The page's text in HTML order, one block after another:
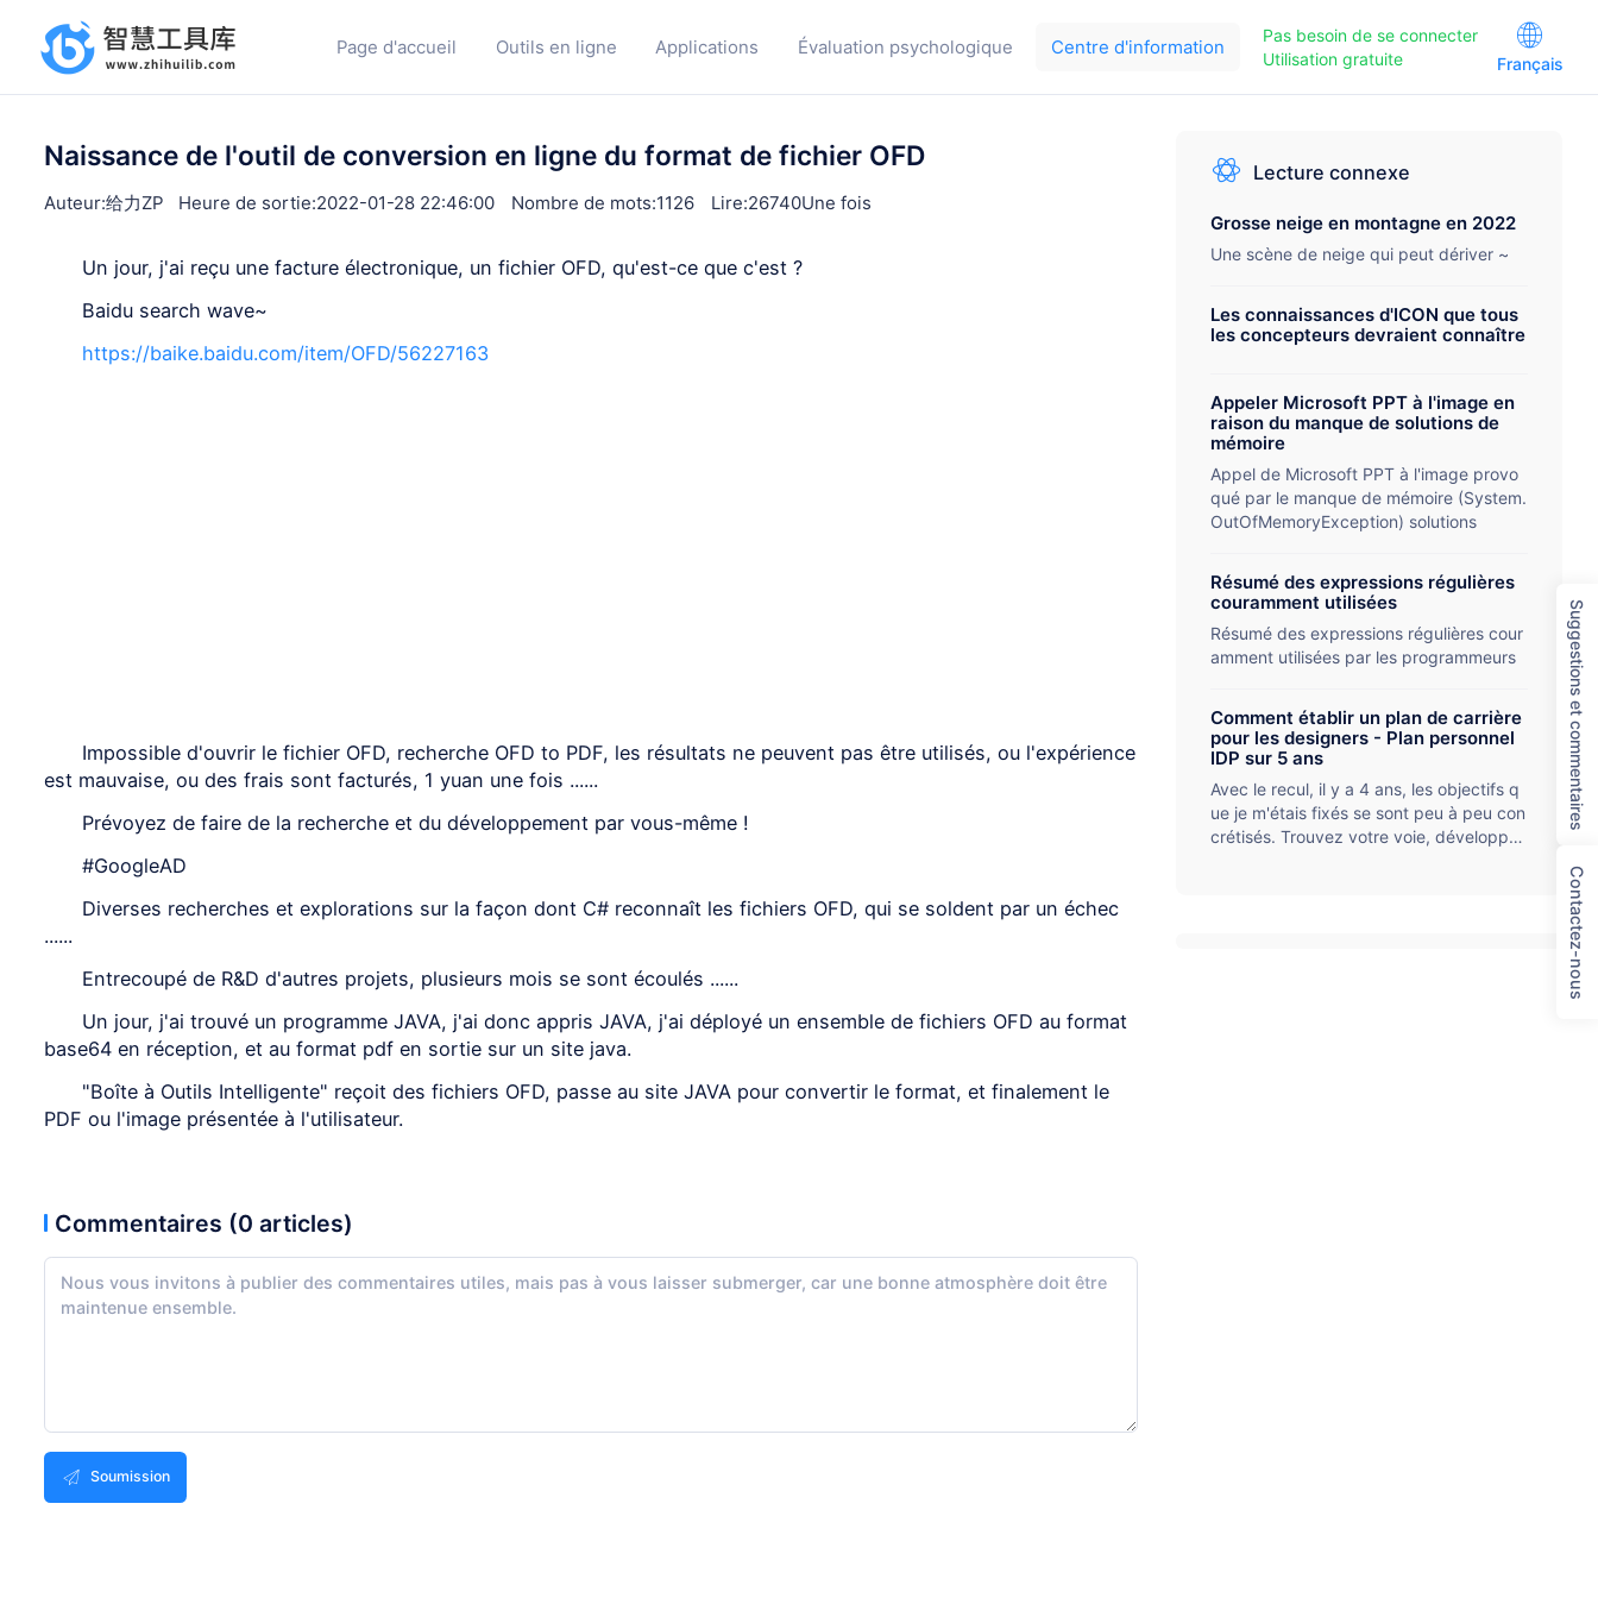
Page d'accueil Outils en ligne Applications Évaluation psychologique Centre d'information
Pas besoin de se connecter
Utilisation gratuite
Français
Naissance de l'outil de conversion en ligne du format de fichier OFD
Auteur:给力ZP Heure de sortie:2022-01-28 22:46:00 Nombre de mots:1126 Lire:26740Une fois
Un jour, j'ai reçu une facture électronique, un fichier OFD, qu'est-ce que c'est ?
Baidu search wave~
https://baike.baidu.com/item/OFD/56227163
Impossible d'ouvrir le fichier OFD, recherche OFD to PDF, les résultats ne peuvent pas être utilisés, ou l'expérience
est mauvaise, ou des frais sont facturés, 1 yuan une fois ......
Prévoyez de faire de la recherche et du développement par vous-même !
#GoogleAD
Diverses recherches et explorations sur la façon dont C# reconnaît les fichiers OFD, qui se soldent par un échec
......
Entrecoupé de R&D d'autres projets, plusieurs mois se sont écoulés ......
Un jour, j'ai trouvé un programme JAVA, j'ai donc appris JAVA, j'ai déployé un ensemble de fichiers OFD au format
base64 en réception, et au format pdf en sortie sur un site java.
"Boîte à Outils Intelligente" reçoit des fichiers OFD, passe au site JAVA pour convertir le format, et finalement le
PDF ou l'image présentée à l'utilisateur.
Commentaires (0 articles)
Soumission
Lecture connexe
Grosse neige en montagne en 2022
Une scène de neige qui peut dériver ~
Les connaissances d'ICON que tous
les concepteurs devraient connaître
Appeler Microsoft PPT à l'image en
raison du manque de solutions de
mémoire
Appel de Microsoft PPT à l'image provo
qué par le manque de mémoire (System.
OutOfMemoryException) solutions
Résumé des expressions régulières
couramment utilisées
Résumé des expressions régulières cour
amment utilisées par les programmeurs
Comment établir un plan de carrière
pour les designers - Plan personnel
IDP sur 5 ans
Avec le recul, il y a 4 ans, les objectifs q
ue je m'étais fixés se sont peu à peu con
crétisés. Trouvez votre voie, développe
Suggestions et commentaires
Contactez-nous